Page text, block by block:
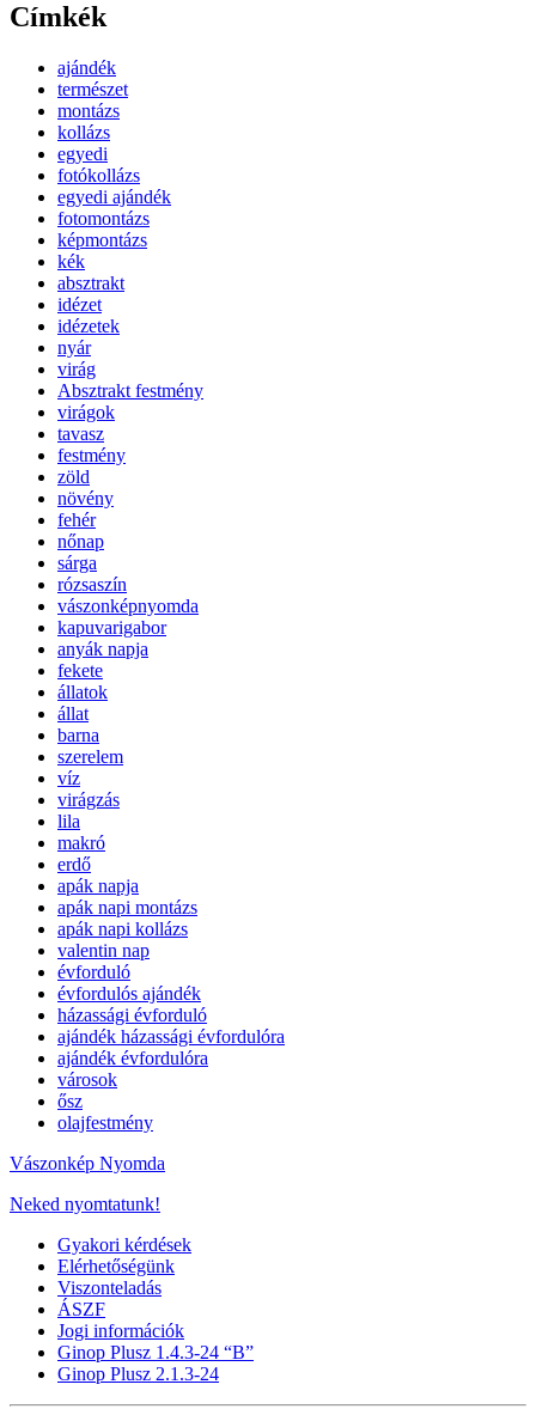
Címkék
ajándék
természet
montázs
kollázs
egyedi
fotókollázs
egyedi ajándék
fotomontázs
képmontázs
kék
absztrakt
idézet
idézetek
nyár
virág
Absztrakt festmény
virágok
tavasz
festmény
zöld
növény
fehér
nőnap
sárga
rózsaszín
vászonképnyomda
kapuvarigabor
anyák napja
fekete
állatok
állat
barna
szerelem
víz
virágzás
lila
makró
erdő
apák napja
apák napi montázs
apák napi kollázs
valentin nap
évforduló
évfordulós ajándék
házassági évforduló
ajándék házassági évfordulóra
ajándék évfordulóra
városok
ősz
olajfestmény
Vászonkép Nyomda
Neked nyomtatunk!
Gyakori kérdések
Elérhetőségünk
Viszonteladás
ÁSZF
Jogi információk
Ginop Plusz 1.4.3-24 “B”
Ginop Plusz 2.1.3-24